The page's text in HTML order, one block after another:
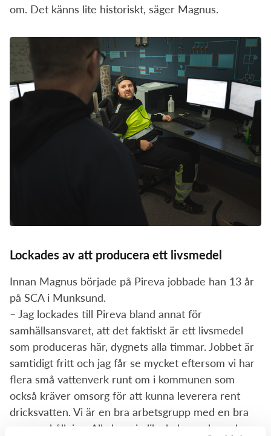
om. Det känns lite historiskt, säger Magnus.
Lockades av att producera ett livsmedel
Innan Magnus började på Pireva jobbade han 13 år
på SCA i Munksund.
– Jag lockades till Pireva bland annat för
samhällsansvaret, att det faktiskt är ett livsmedel
som produceras här, dygnets alla timmar. Jobbet är
samtidigt fritt och jag får se mycket eftersom vi har
flera små vattenverk runt om i kommunen som
också kräver omsorg för att kunna leverera rent
dricksvatten. Vi är en bra arbetsgrupp med en bra
sammanhållning. Alla har vi olika bakgrunder och